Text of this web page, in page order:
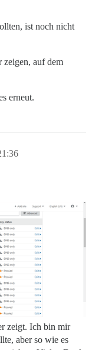
ist noch nicht
zeigen, auf dem
erneut.
zeigt. Ich bin mir
aber so wie es